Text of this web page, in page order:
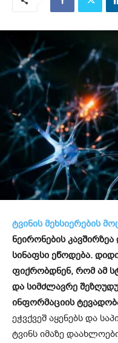
ტვინის მეხსიერების
ნეირონების
სინაფსი ეწოდება.
ფიქრობდნენ, რომ ამ
და სიმძლავრე
ინფორმაციის
ეჭვქვეშ აყენებს და
ტვინს იმაზე